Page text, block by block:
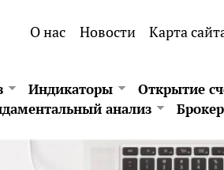
О нас Новости Карта
Индикаторы Открытие
анализ